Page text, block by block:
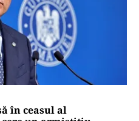
în ceasul al